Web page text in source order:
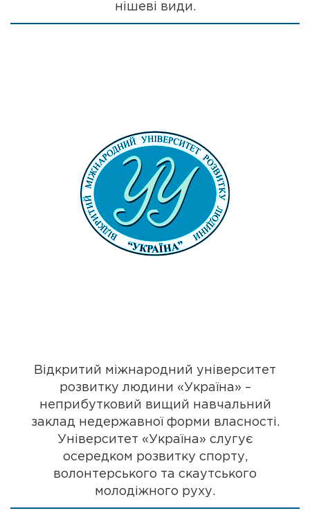
нішеві види.
Відкритий міжнародний університет
розвитку людини «Україна» –
неприбутковий вищий навчальний
заклад недержавної форми власності.
Університет «Україна» слугує
осередком розвитку спорту,
волонтерського та скаутського
молодіжного руху.